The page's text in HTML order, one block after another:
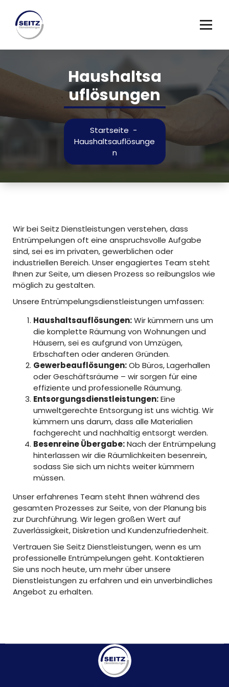
Inhalt
springen
Haushaltsa
uflösungen
Startseite -
Haushaltsauflösunge
n
Wir bei Seitz Dienstleistungen verstehen, dass
Entrümpelungen oft eine anspruchsvolle Aufgabe
sind, sei es im privaten, gewerblichen oder
industriellen Bereich. Unser engagiertes Team steht
Ihnen zur Seite, um diesen Prozess so reibungslos wie
möglich zu gestalten.
Unsere Entrümpelungsdienstleistungen umfassen:
Haushaltsauflösungen:Wir kümmern uns um
die komplette Räumung von Wohnungen und
Häusern, sei es aufgrund von Umzügen,
Erbschaften oder anderen Gründen.
Gewerbeauflösungen:Ob Büros, Lagerhallen
oder Geschäftsräume – wir sorgen für eine
effiziente und professionelle Räumung.
Entsorgungsdienstleistungen:Eine
umweltgerechte Entsorgung ist uns wichtig. Wir
kümmern uns darum, dass alle Materialien
fachgerecht und nachhaltig entsorgt werden.
Besenreine Übergabe:Nach der Entrümpelung
hinterlassen wir die Räumlichkeiten besenrein,
sodass Sie sich um nichts weiter kümmern
müssen.
Unser erfahrenes Team steht Ihnen während des
gesamten Prozesses zur Seite, von der Planung bis
zur Durchführung. Wir legen großen Wert auf
Zuverlässigkeit, Diskretion und Kundenzufriedenheit.
Vertrauen Sie Seitz Dienstleistungen, wenn es um
professionelle Entrümpelungen geht. Kontaktieren
Sie uns noch heute, um mehr über unsere
Dienstleistungen zu erfahren und ein unverbindliches
Angebot zu erhalten.